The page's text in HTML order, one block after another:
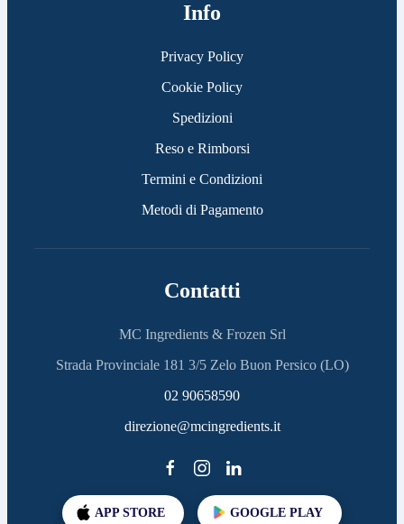
Info
Privacy Policy
Cookie Policy
Spedizioni
Reso e Rimborsi
Termini e Condizioni
Metodi di Pagamento
Contatti
MC Ingredients & Frozen Srl
Strada Provinciale 181 3/5 Zelo Buon Persico (LO)
02 90658590
direzione@mcingredients.it
APP STORE GOOGLE PLAY